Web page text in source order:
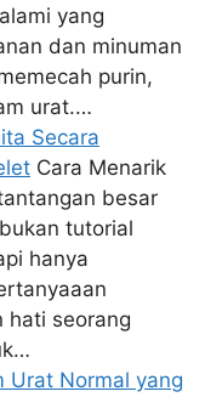
yang
dan minuman
purin,
urat.…
Secara
Cara Menarik
besar
tutorial
hanya
hati seorang
Urat Normal yang